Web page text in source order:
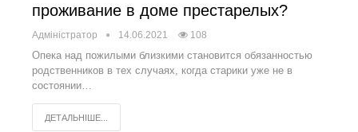
проживание в доме престарелых?
Адміністратор 14.06.2021 108
Опека над пожилыми близкими становится обязанностью
родственников в тех случаях, когда старики уже не в
состоянии…
ДЕТАЛЬНІШЕ...